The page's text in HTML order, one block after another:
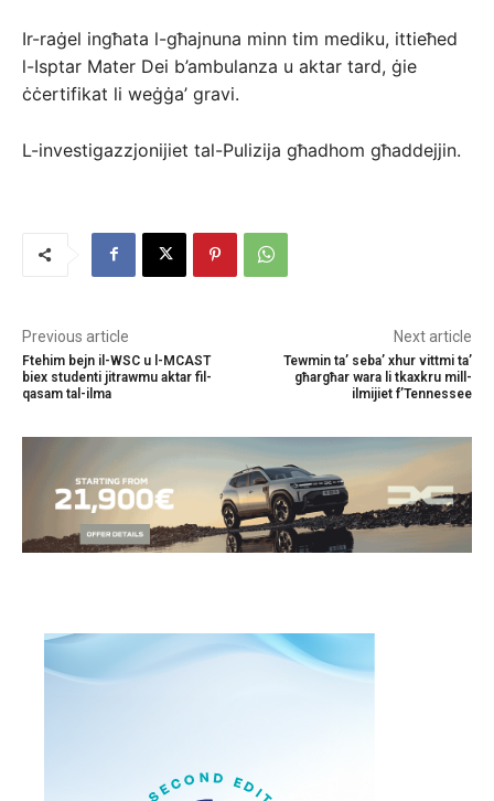
Ir-raġel ingħata l-għajnuna minn tim mediku, ittieħed
l-Isptar Mater Dei b’ambulanza u aktar tard, ġie
ċċertifikat li weġġa’ gravi.
L-investigazzjonijiet tal-Pulizija għadhom għaddejjin.
Previous article
Ftehim bejn il-WSC u l-MCAST
biex studenti jitrawmu aktar fil-
qasam tal-ilma
Next article
Tewmin ta’ seba’ xhur vittmi ta’
għargħar wara li tkaxkru mill-
ilmijiet f’Tennessee